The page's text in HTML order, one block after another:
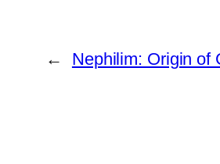
← Nephilim: Origin of